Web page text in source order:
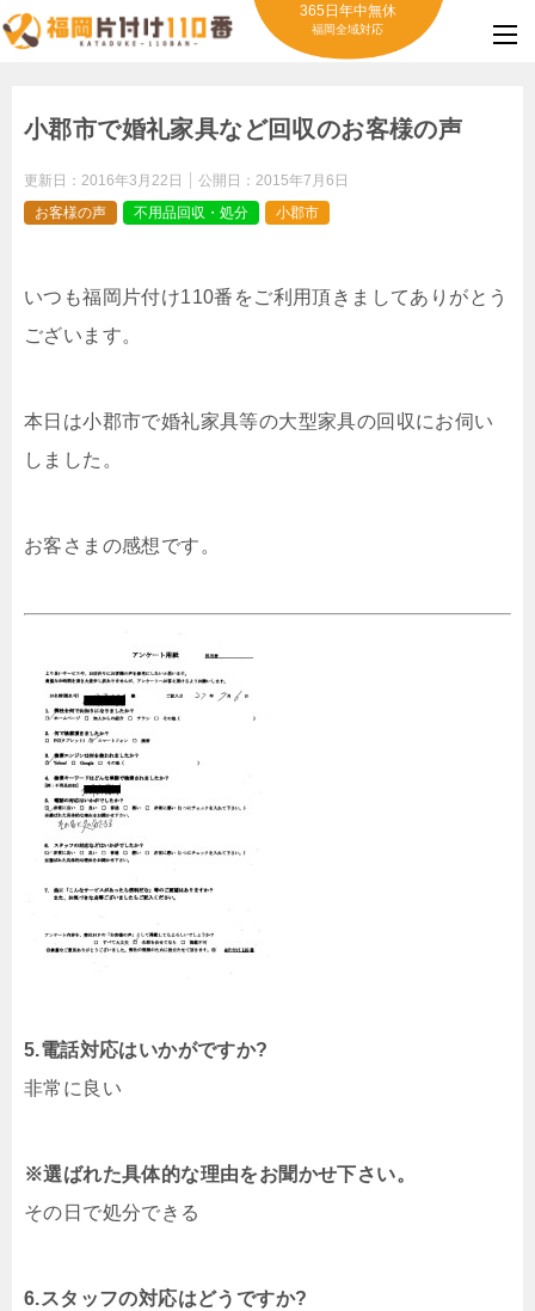
365日年中無休
福岡全域対応
小郡市で婚礼家具など回収のお客様の声
更新日： 2016年3月22日 公開日： 2015年7月6日
お客様の声
不用品回収・処分 小郡市
いつも福岡片付け110番をご利用頂きましてありがとう
ございます。
本日は小郡市で婚礼家具等の大型家具の回収にお伺い
しました。
お客さまの感想です。
5.電話対応はいかがですか?
非常に良い
※選ばれた具体的な理由をお聞かせ下さい。
その日で処分できる
6.スタッフの対応はどうですか?